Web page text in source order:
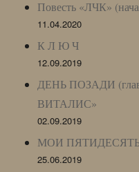
Повесть «ЛЧК»
11.04.2020
К Л Ю Ч
12.09.2019
ДЕНЬ ПОЗАДИ
ВИТАЛИС»
02.09.2019
МОИ
25.06.2019